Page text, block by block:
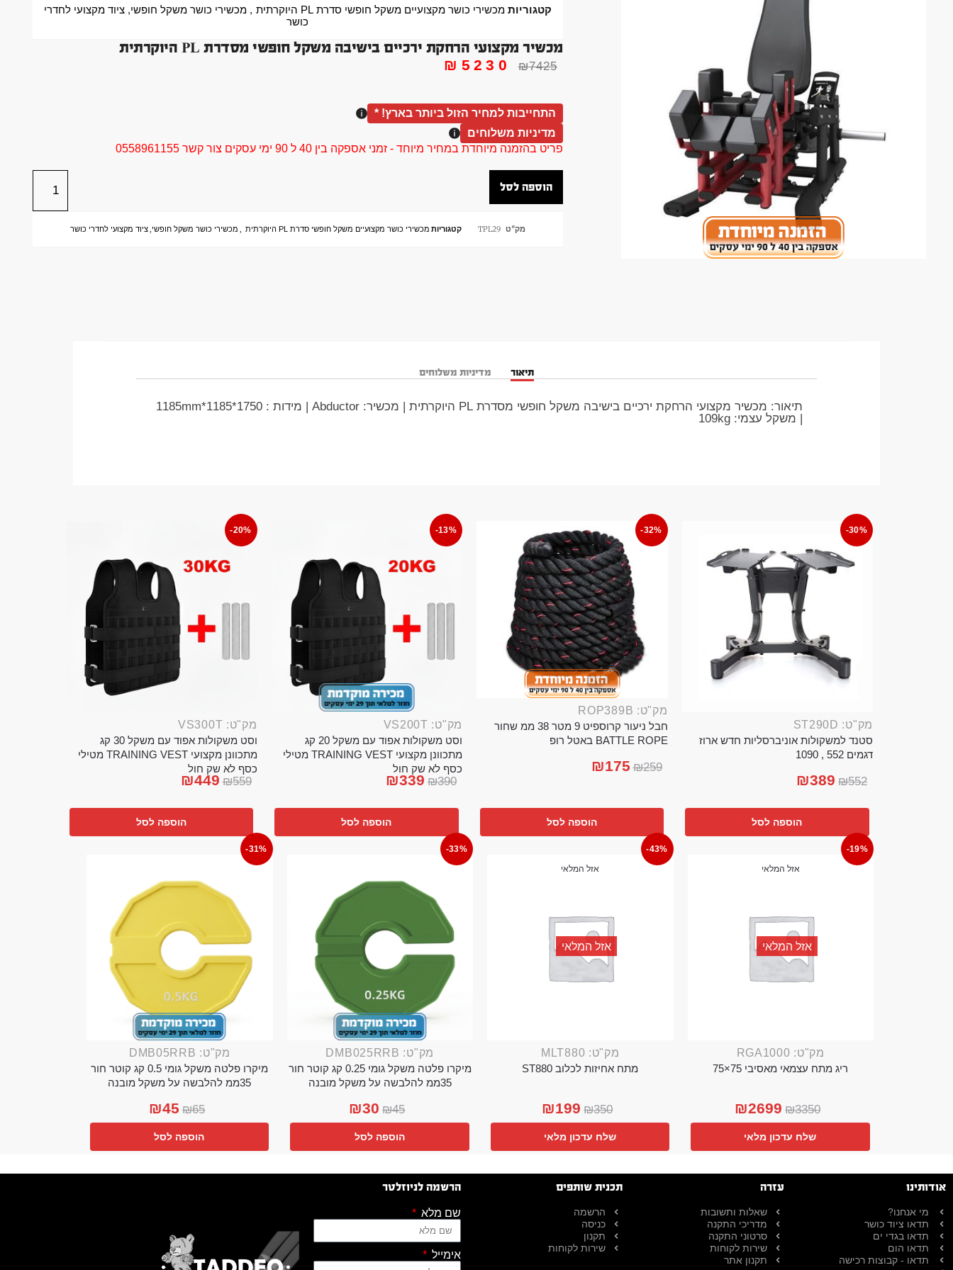
קטגוריות מכשירי כושר מקצועיים משקל חופשי סדרת PL היוקרתית ,מכשירי כושר משקל חופשי,ציוד מקצועי לחדרי
כושר
מכשיר מקצועי הרחקת ירכיים בישיבה משקל חופשי מסדרת PL היוקרתית
₪7425
₪ 5230
התחייבות למחיר הזול ביותר בארץ! *
מדיניות משלוחים
פריט בהזמנה מיוחדת במחיר מיוחד - זמני אספקה בין 40 ל 90 ימי עסקים צור קשר 0558961155
הוספה לסל
מק"ט TPL29 קטגוריות מכשירי כושר מקצועיים משקל חופשי סדרת PL היוקרתית , מכשירי כושר משקל חופשי,ציוד מקצועי לחדרי כושר
תיאור מדיניות משלוחים
תיאור: מכשיר מקצועי הרחקת ירכיים בישיבה משקל חופשי מסדרת PL היוקרתית | מכשיר: Abductor | מידות : 1750*1185*1185mm
| משקל עצמי: 109kg
-30%
מק"ט: ST290D
סטנד למשקולות אוניברסליות חדש ארוז
דגמים 552 , 1090
₪552
₪389
הוספה לסל
-32%
מק"ט: ROP389B
חבל ניעור קרוספיט 9 מטר 38 ממ שחור
BATTLE ROPE באטל רופ
₪259
₪175
הוספה לסל
-13%
מק"ט: VS200T
וסט משקולות אפוד עם משקל 20 קג
מתכוונן מקצועי TRAINING VEST מטילי
כסף לא שק חול
₪390
₪339
הוספה לסל
-20%
מק"ט: VS300T
וסט משקולות אפוד עם משקל 30 קג
מתכוונן מקצועי TRAINING VEST מטילי
כסף לא שק חול
₪559
₪449
הוספה לסל
-19%
אזל המלאי
אזל המלאי
מק"ט: RGA1000
ריג מתח עצמאי מאסיבי 75×75
₪3350
₪2699
שלח עדכון מלאי
-43%
אזל המלאי
אזל המלאי
מק"ט: MLT880
מתח אחיזות לכלוב ST880
₪350
₪199
שלח עדכון מלאי
-33%
מק"ט: DMB025RRB
מיקרו פלטה משקל גומי 0.25 קג קוטר חור
35ממ להלבשה על משקל מובנה
₪45
₪30
הוספה לסל
-31%
מק"ט: DMB05RRB
מיקרו פלטה משקל גומי 0.5 קג קוטר חור
35ממ להלבשה על משקל מובנה
₪65
₪45
הוספה לסל
אודותינו
מי אנחנו?
תדאו ציוד כושר
תדאו בגדי ים
תדאו הום
תדאו - קבוצות רכישה
עזרה
שאלות ותשובות
מדריכי התקנה
סרטוני התקנה
שירות לקוחות
תקנון אתר
תכנית שותפים
הרשמה
כניסה
תקנון
שירות לקוחות
הרשמה לניוזלטר
שם מלא
אימייל